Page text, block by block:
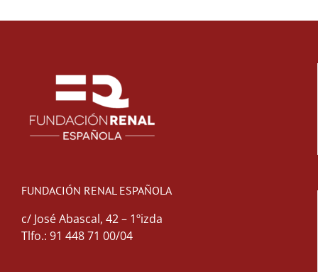
FUNDACIÓN RENAL ESPAÑOLA
c/ José Abascal, 42 – 1ºizda
Tlfo.: 91 448 71 00/04